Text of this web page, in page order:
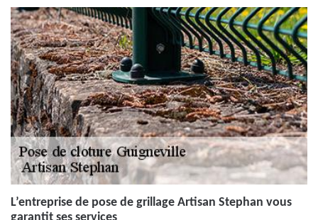
L’entreprise de pose de grillage Artisan Stephan vous